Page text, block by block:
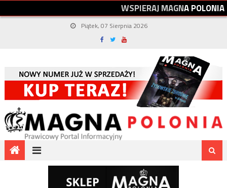
WSPIERAJMAGNAPOLONIA
Piątek, 07 Sierpnia 2026